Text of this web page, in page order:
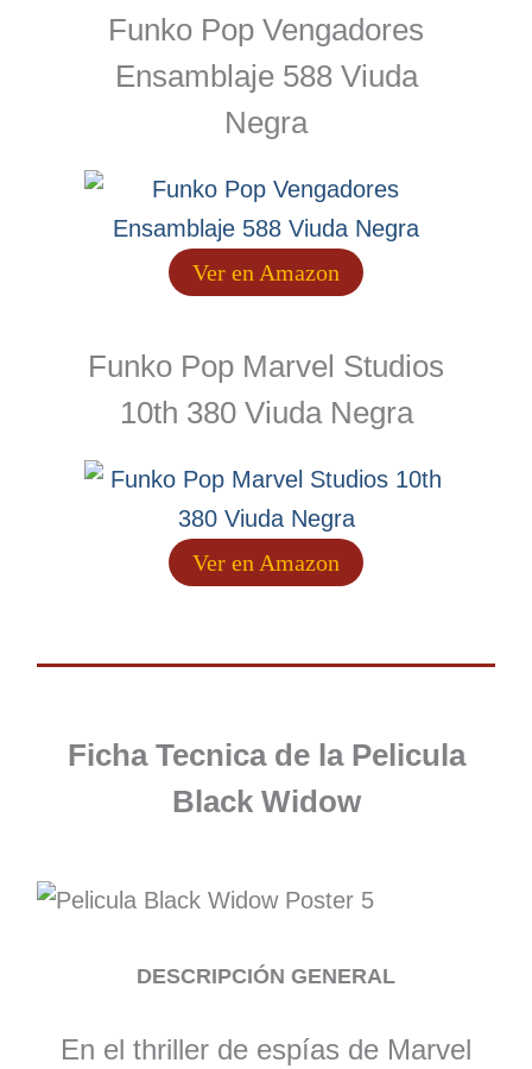
Funko Pop Vengadores
Ensamblaje 588 Viuda
Negra
Ver en Amazon
Funko Pop Marvel Studios
10th 380 Viuda Negra
Ver en Amazon
Ficha Tecnica de la Pelicula
Black Widow
DESCRIPCIÓN GENERAL
En el thriller de espías de Marvel